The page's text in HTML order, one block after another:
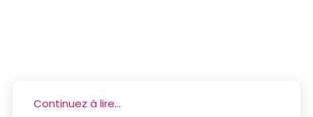
Continuez à lire...